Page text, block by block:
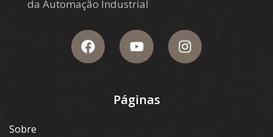
da Automação Industrial
Páginas
Sobre